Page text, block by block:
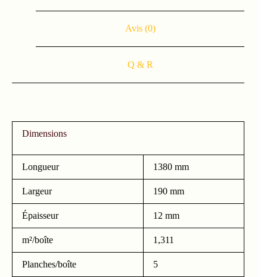
Avis (0)
Q & R
Dimensions
Longueur 1380 mm
Largeur 190 mm
Épaisseur 12 mm
m²/boîte 1,311
Planches/boîte 5